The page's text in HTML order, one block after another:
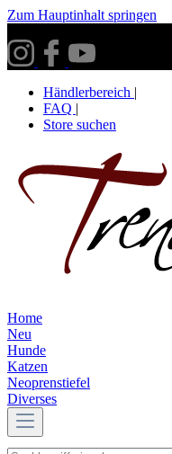
Zum Hauptinhalt springen
Händlerbereich |
FAQ |
Store suchen
Home
Neu
Hunde
Katzen
Neoprenstiefel
Diverses